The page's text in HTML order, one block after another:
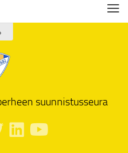
suunnistusseura